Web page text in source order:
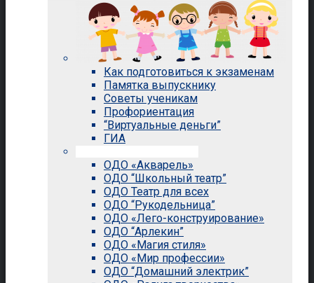
Как подготовиться к экзаменам
Памятка выпускнику
Советы ученикам
Профориентация
“Виртуальные деньги”
ГИА
ОДО «Акварель»
ОДО “Школьный театр”
ОДО Театр для всех
ОДО “Рукодельница”
ОДО «Лего-конструирование»
ОДО “Арлекин”
ОДО «Магия стиля»
ОДО «Мир профессии»
ОДО “Домашний электрик”